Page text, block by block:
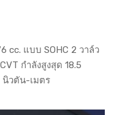
cc. แบบ SOHC 2 วาล์ว
กำลังสูงสุด 18.5
นิวตัน-เมตร